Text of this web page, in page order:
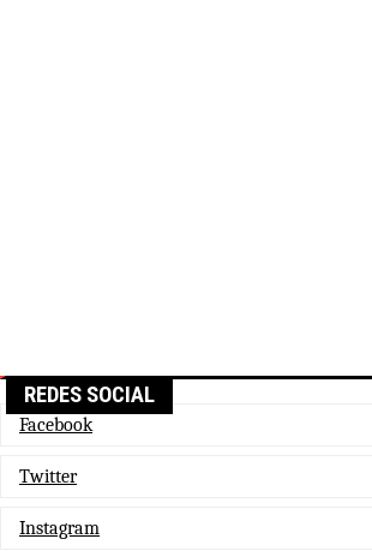
REDES SOCIAL
Facebook
Twitter
Instagram